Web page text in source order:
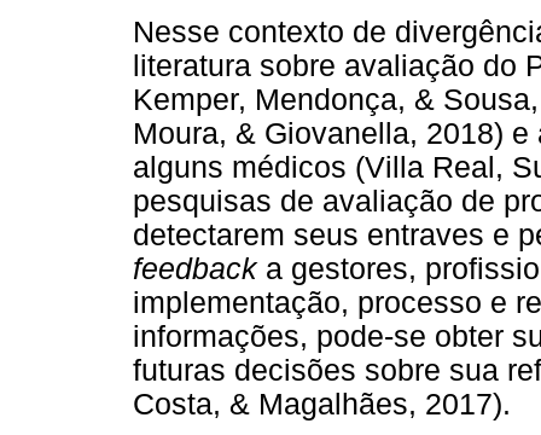
Nesse contexto de
literatura sobre avaliação do
Kemper, Mendonça, &
Moura, & Giovanella, 2018)
alguns médicos (Villa Real,
pesquisas de avaliação de
detectarem seus entraves e
feedback a gestores,
implementação, processo e
informações, pode-se obter
futuras decisões sobre sua
Costa, & Magalhães, 2017).